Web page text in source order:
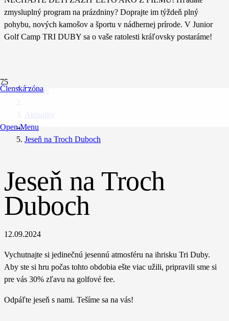
zmysluplný program na prázdniny? Doprajte im týždeň plný
pohybu, nových kamošov a športu v nádhernej prírode. V Junior
Golf Camp TRI DUBY sa o vaše ratolesti kráľovsky postaráme!
Členská zóna
Open Menu
Domov
Aktuality
Jeseň na Troch Duboch
Jeseň na Troch
Duboch
12.09.2024
Vychutnajte si jedinečnú jesennú atmosféru na ihrisku Tri Duby.
Aby ste si hru počas tohto obdobia ešte viac užili, pripravili sme si
pre vás 30% zľavu na golfové fee.
Odpáľte jeseň s nami. Tešíme sa na vás!